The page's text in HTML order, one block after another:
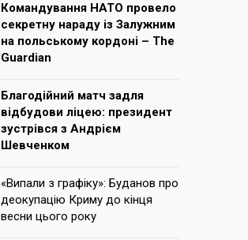
Командування НАТО провело
секретну нараду із Залужним
на польському кордоні – The
Guardian
Благодійний матч задля
відбудови ліцею: президент
зустрівся з Андрієм
Шевченком
«Випали з графіку»: Буданов про
деокупацію Криму до кінця
весни цього року